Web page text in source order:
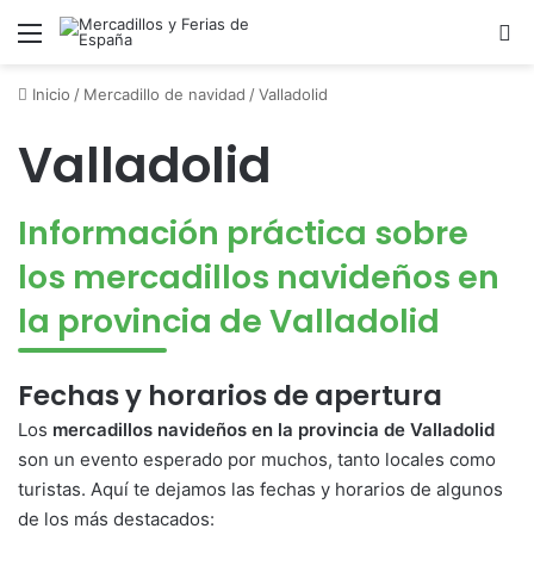
Menú
Inicio / Mercadillo de navidad /Valladolid
Valladolid
Información práctica sobre
los mercadillos navideños en
la provincia de Valladolid
Fechas y horarios de apertura
Los mercadillos navideños en la provincia de Valladolid
son un evento esperado por muchos, tanto locales como
turistas. Aquí te dejamos las fechas y horarios de algunos
de los más destacados: